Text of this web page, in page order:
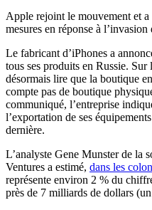
Apple rejoint le mouvement et
mesures en réponse à
Le fabricant d’iPhones a
tous ses produits en Russie. Sur
désormais lire que la boutique
compte pas de boutique
communiqué, l’entreprise
l’exportation de ses
dernière.
L’analyste Gene Munster de la
Ventures a estimé, dans les
représente environ 2 % du
près de 7 milliards de dollars